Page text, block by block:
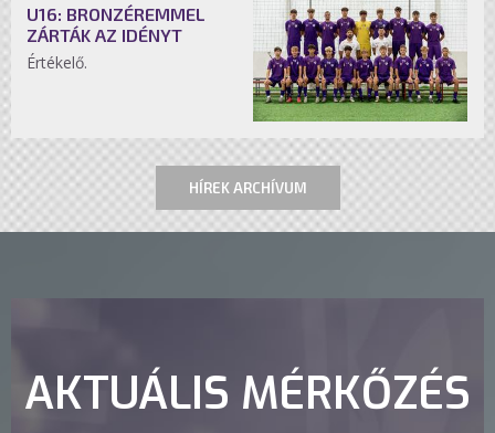
U16: BRONZÉREMMEL
ZÁRTÁK AZ IDÉNYT
Értékelő.
HÍREK ARCHÍVUM
AKTUÁLIS MÉRKŐZÉS